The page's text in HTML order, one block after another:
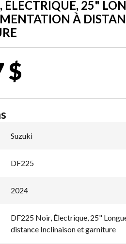
ÉLECTRIQUE, 25"
À
$
Suzuki
DF225
2024
DF225 Noir, Électrique, 25"
distance Inclinaison et garniture